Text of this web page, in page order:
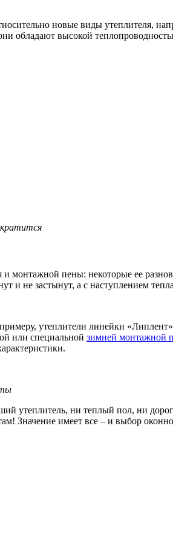
новые виды утеплителя,
обладают высокой
монтажной пены: некоторые ее
и не застынут, а с наступлением
утеплители линейки
или специальной зимней монтажной
утеплитель, ни теплый пол, ни
Значение имеет все – и выбор